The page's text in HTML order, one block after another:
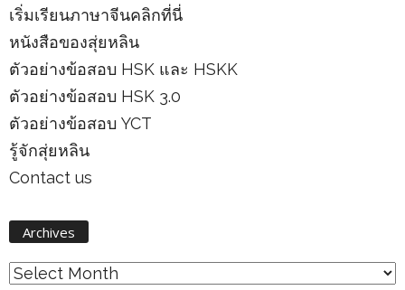
เริ่มเรียนภาษาจีนคลิกที่นี่
หนังสือของสุ่ยหลิน
ตัวอย่างข้อสอบ HSK และ HSKK
ตัวอย่างข้อสอบ HSK 3.0
ตัวอย่างข้อสอบ YCT
รู้จักสุ่ยหลิน
Contact us
Archives